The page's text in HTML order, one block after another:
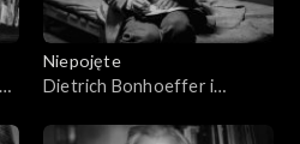
Niepojęte
Dietrich Bonhoeffer i